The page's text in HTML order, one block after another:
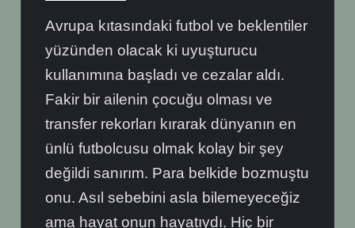
Avrupa kıtasındaki futbol ve beklentiler
yüzünden olacak ki uyuşturucu
kullanımına başladı ve cezalar aldı.
Fakir bir ailenin çocuğu olması ve
transfer rekorları kırarak dünyanın en
ünlü futbolcusu olmak kolay bir şey
değildi sanırım. Para belkide bozmuştu
onu. Asıl sebebini asla bilemeyeceğiz
ama hayat onun hayatıydı. Hiç bir